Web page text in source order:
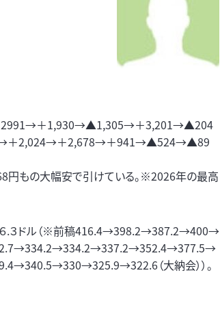
比＋2991→＋1,930→▲1,305→＋3,201→▲204
2,024→＋2,678→＋941→▲524→▲89
円もの大幅安で引けている。※2026年の最高
６.３ドル（※前稿416.4→398.2→387.2→400→
（大納会））。